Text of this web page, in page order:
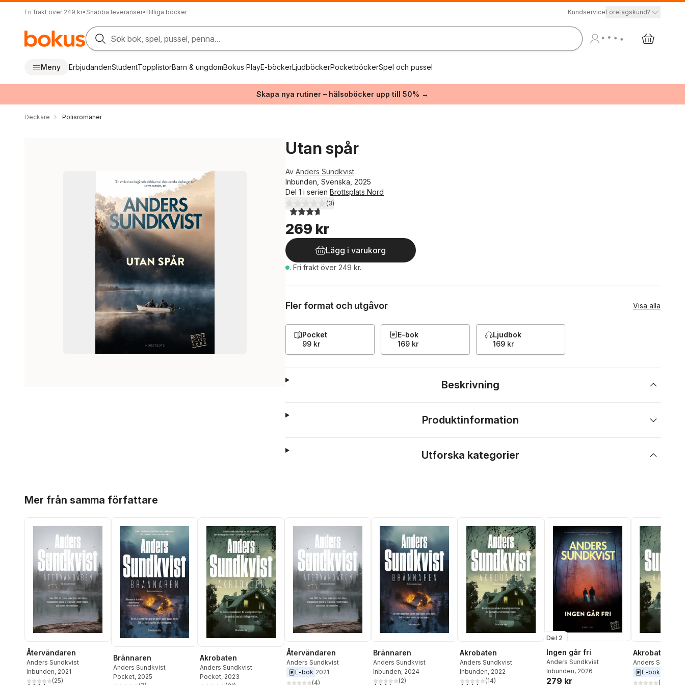
Fri frakt över 249 kr• Snabba leveranser• Billiga böcker KundserviceFöretagskund?
Sök bok, spel, pussel, penna...
Meny ErbjudandenStudentTopplistorBarn & ungdomBokus PlayE-böckerLjudböckerPocketböckerSpel och pussel
Skapa nya rutiner – hälsoböcker upp till 50% →
Deckare Polisromaner
Utan spår
Av Anders Sundkvist
Inbunden, Svenska, 2025
Del 1 i serien Brottsplats Nord
3,7utav 5 stjärnor. Totalt antal röster:
(3)
269 kr
Lägg i varukorg
. Fri frakt över 249 kr.
Fler format och utgåvor Visa alla
Pocket
99 kr
E-bok
169 kr
Ljudbok
169 kr
Beskrivning
Produktinformation
Utforska kategorier
Mer från samma författare
Återvändaren
Anders Sundkvist
Inbunden, 2021
(25)
Brännaren
Anders Sundkvist
Pocket, 2025
Akrobaten
Anders Sundkvist
Pocket, 2023
Återvändaren
Anders Sundkvist
E-bok 2021
(4)
Brännaren
Anders Sundkvist
Inbunden, 2024
(2)
Akrobaten
Anders Sundkvist
Inbunden, 2022
(14)
Del 2
Ingen går fri
Anders Sundkvist
Inbunden, 2026
279 kr
Akrobaten
Anders Sundkvist
E-bok
(